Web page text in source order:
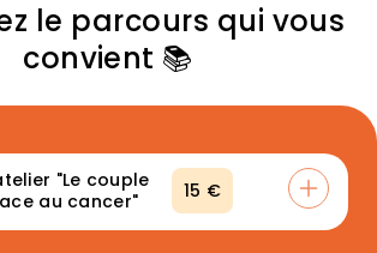
le parcours qui vous
convient 📚
"Le couple
au cancer"
15 €
obtenir :